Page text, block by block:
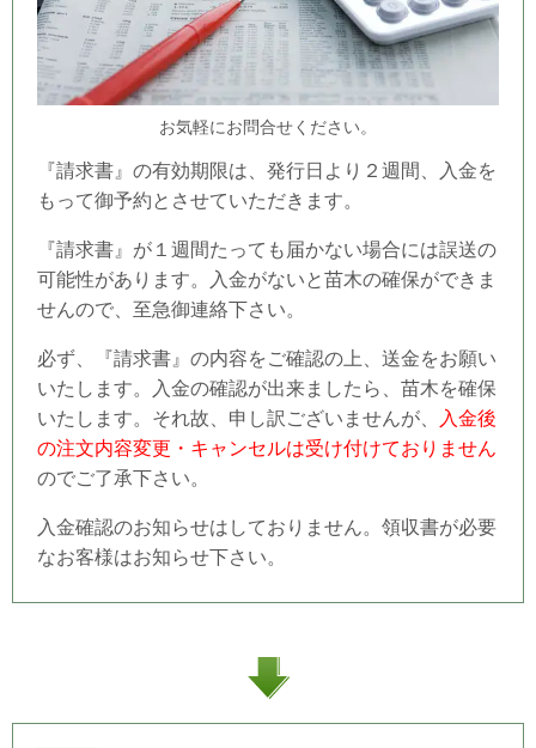
お気軽にお問合せください。
『請求書』の有効期限は、発行日より２週間、入金を
もって御予約とさせていただきます。
『請求書』が１週間たっても届かない場合には誤送の
可能性があります。入金がないと苗木の確保ができま
せんので、至急御連絡下さい。
必ず、『請求書』の内容をご確認の上、送金をお願い
いたします。入金の確認が出来ましたら、苗木を確保
いたします。それ故、申し訳ございませんが、
入金後
の注文内容変更・キャンセルは受け付けておりません
のでご了承下さい。
入金確認のお知らせはしておりません。領収書が必要
なお客様はお知らせ下さい。